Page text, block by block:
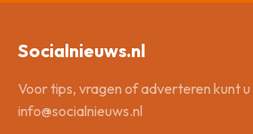
Socialnieuws.nl
Voor tips, vragen of adverteren kunt u
info@socialnieuws.nl